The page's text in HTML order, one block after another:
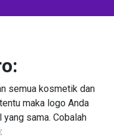
semua kosmetik dan
maka logo Anda
sama. Cobalah